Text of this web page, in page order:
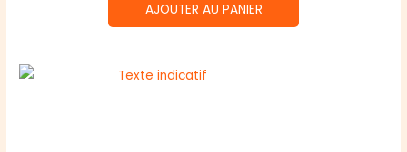
AJOUTER AU PANIER